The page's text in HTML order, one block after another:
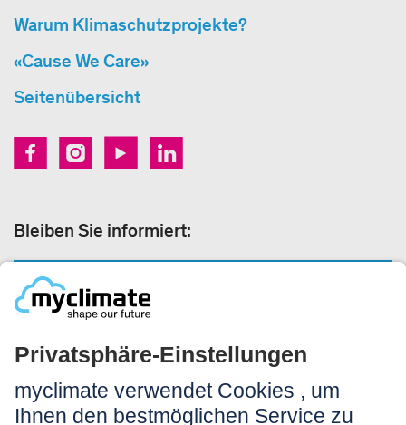
Warum Klimaschutzprojekte?
«Cause We Care»
Seitenübersicht
Bleiben Sie informiert:
Rechtliches:
Impressum